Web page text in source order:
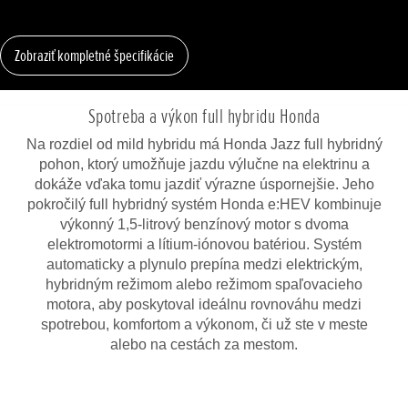
Zobraziť kompletné špecifikácie
Spotreba a výkon full hybridu Honda
Na rozdiel od mild hybridu má Honda Jazz full hybridný
pohon, ktorý umožňuje jazdu výlučne na elektrinu a
dokáže vďaka tomu jazdiť výrazne úspornejšie. Jeho
pokročilý full hybridný systém Honda e:HEV kombinuje
výkonný 1,5-litrový benzínový motor s dvoma
elektromotormi a lítium-iónovou batériou. Systém
automaticky a plynulo prepína medzi elektrickým,
hybridným režimom alebo režimom spaľovacieho
motora, aby poskytoval ideálnu rovnováhu medzi
spotrebou, komfortom a výkonom, či už ste v meste
alebo na cestách za mestom.